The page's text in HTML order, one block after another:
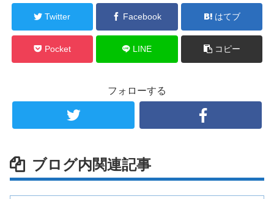
Twitter Facebook はてブ
Pocket LINE コピー
フォローする
ブログ内関連記事